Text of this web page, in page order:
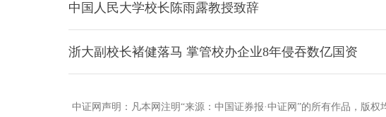
中国人民大学校长陈雨露教授致辞
浙大副校长褚健落马 掌管校办企业8年侵吞数亿国资
中证网声明：凡本网注明“来源：中国证券报·中证网”的所有作品，版